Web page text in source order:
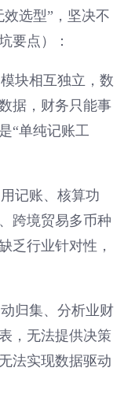
选型”，坚决不
要点）：
块相互独立，数
据，财务只能事
“单纯记账工
记账、核算功
跨境贸易多币种
乏行业针对性，
归集、分析业财
，无法提供决策
法实现数据驱动